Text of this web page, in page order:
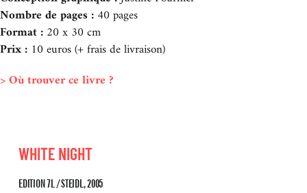
Nombre de pages : 40 pages
Format : 20 x 30 cm
Prix : 10 euros (+ frais de livraison)
> Où trouver ce livre ?
WHITE NIGHT
EDITION 7L / STEIDL, 2005